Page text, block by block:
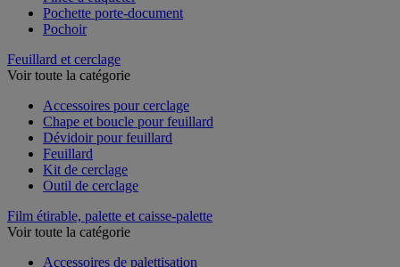
Pince à étiqueter
Pochette porte-document
Feuillard et cerclage
Accessoires pour cerclage
Chape et boucle pour feuillard
Dévidoir pour feuillard
Feuillard
Kit de cerclage
Film étirable, palette et caisse-palette